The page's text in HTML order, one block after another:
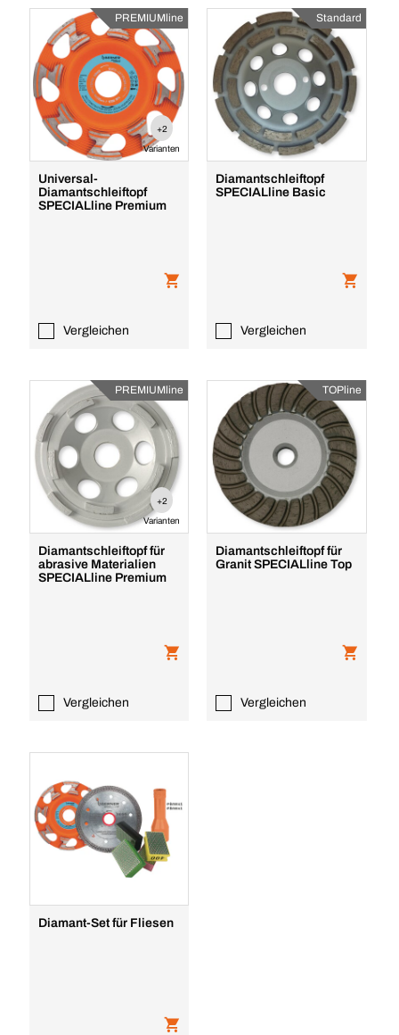
PREMIUMline
+2
Varianten
Universal-
Diamantschleiftopf
SPECIALline Premium
Vergleichen
Standard
Diamantschleiftopf
SPECIALline Basic
Vergleichen
PREMIUMline
+2
Varianten
Diamantschleiftopf für
abrasive Materialien
SPECIALline Premium
Vergleichen
TOPline
Diamantschleiftopf für
Granit SPECIALline Top
Vergleichen
Diamant-Set für Fliesen